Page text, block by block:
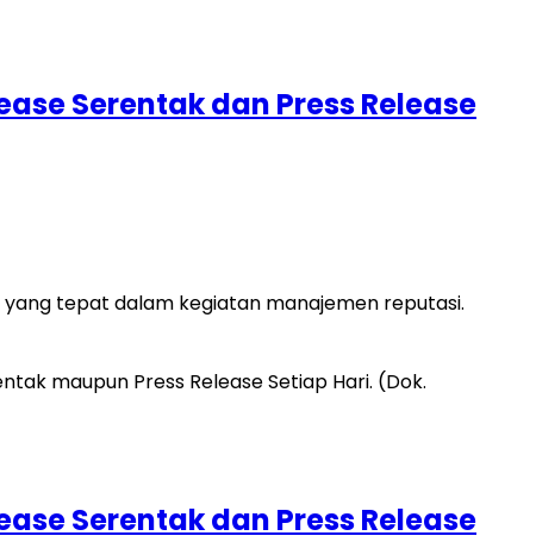
Serentak dan Press Release
yang tepat dalam kegiatan manajemen reputasi.
Serentak dan Press Release